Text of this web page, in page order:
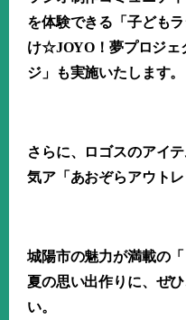
を体験できる「子ども
け☆JOYO ！夢プロジ
ジ」も実施いたします。
さらに、ロゴスのアイ
気ア「あおぞらアウト
城陽市の魅力が満載の
夏の思い出作りに、ぜ
い。